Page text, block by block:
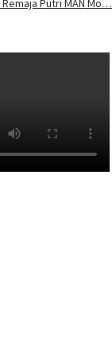
Remaja Putri MAN Mo…